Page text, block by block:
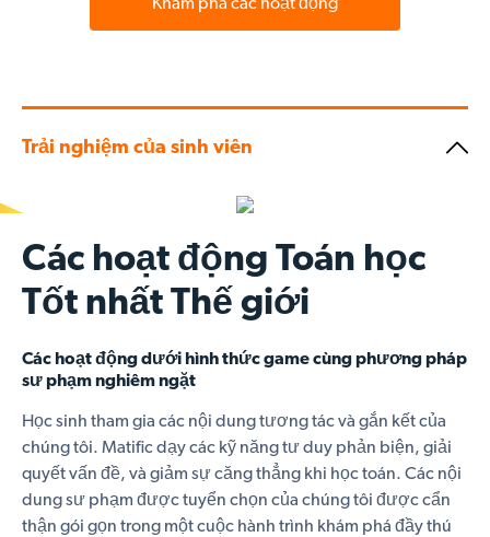
Khám phá các hoạt động
Trải nghiệm của sinh viên
Các hoạt động Toán học
Tốt nhất Thế giới
Các hoạt động dưới hình thức game cùng phương pháp
sư phạm nghiêm ngặt
Học sinh tham gia các nội dung tương tác và gắn kết của
chúng tôi. Matific dạy các kỹ năng tư duy phản biện, giải
quyết vấn đề, và giảm sự căng thẳng khi học toán. Các nội
dung sư phạm được tuyển chọn của chúng tôi được cẩn
thận gói gọn trong một cuộc hành trình khám phá đầy thú